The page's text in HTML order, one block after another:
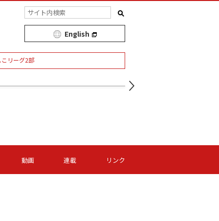
English
こリーグ2部
動画 連載 リンク